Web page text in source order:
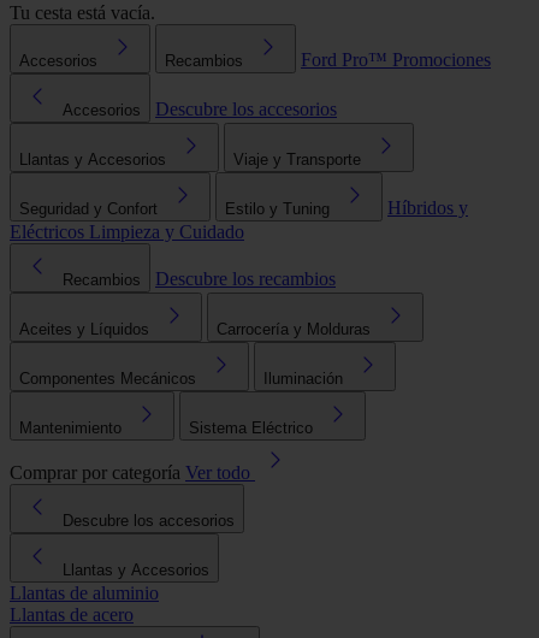
Tu cesta está vacía.
Accesorios Recambios Ford Pro™ Promociones
Accesorios Descubre los accesorios
Llantas y Accesorios Viaje y Transporte
Seguridad y Confort Estilo y Tuning
Híbridos y
Eléctricos Limpieza y Cuidado
Recambios Descubre los recambios
Aceites y Líquidos Carrocería y Molduras
Componentes Mecánicos Iluminación
Mantenimiento Sistema Eléctrico
Comprar por categoría Ver todo
Descubre los accesorios
Llantas y Accesorios
Llantas de aluminio
Llantas de acero